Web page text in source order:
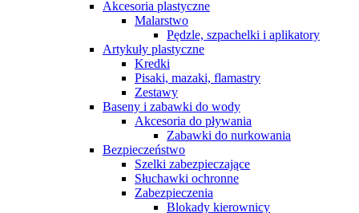
Akcesoria plastyczne
Malarstwo
Pędzle, szpachelki i aplikatory
Artykuły plastyczne
Kredki
Pisaki, mazaki, flamastry
Zestawy
Baseny i zabawki do wody
Akcesoria do pływania
Zabawki do nurkowania
Bezpieczeństwo
Szelki zabezpieczające
Słuchawki ochronne
Zabezpieczenia
Blokady kierownicy